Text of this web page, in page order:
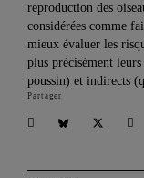
reproduction des
considérées comme
mieux évaluer les
plus précisément
poussin) et indirects
Partager